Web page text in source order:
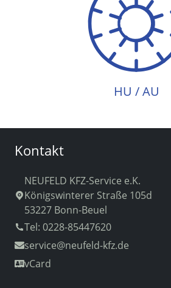
HU / AU
HU / AU
Kontakt
NEUFELD KFZ-Service e.K.
Königswinterer Straße 105d
53227 Bonn-Beuel
Tel: 0228-85447620
service@neufeld-kfz.de
vCard